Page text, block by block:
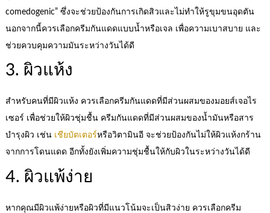
comedogenic” ซึ่งจะช่วยป้องกันการเกิดสิวและไม่ทำให้รูขุมขนอุดตัน
นอกจากนี้ควรเลือกครีมกันแดดแบบน้ำหรือเจล เพื่อความเบาสบาย และ
ช่วยควบคุมความมันระหว่างวันได้ดี
3. ผิวแห้ง
สำหรับคนที่มีผิวแห้ง ควรเลือกครีมกันแดดที่มีส่วนผสมของมอยส์เจอไร
เซอร์ เพื่อช่วยให้ผิวชุ่มชื้น ครีมกันแดดที่มีส่วนผสมของน้ำมันหรือสาร
บำรุงผิว เช่น เชียบัตเตอร์หรือวิตามินอี จะช่วยป้องกันไม่ให้ผิวแห้งกร้าน
จากการโดนแดด อีกทั้งยังเพิ่มความชุ่มชื้นให้กับผิวในระหว่างวันได้ดี
4. ผิวแพ้ง่าย
หากคุณมีผิวแพ้ง่ายหรือผิวที่มีแนวโน้มจะเป็นสิวง่าย ควรเลือกครีม